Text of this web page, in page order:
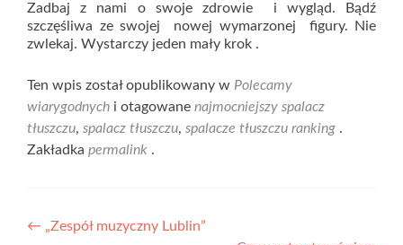
Zadbaj z nami o swoje zdrowie i wygląd. Bądź
szczęśliwa ze swojej nowej wymarzonej figury. Nie
zwlekaj. Wystarczy jeden mały krok .
Ten wpis został opublikowany w Polecamy
wiarygodnych i otagowane najmocniejszy spalacz
tłuszczu, spalacz tłuszczu, spalacze tłuszczu ranking .
Zakładka permalink .
Nawigacja
← „Zespół muzyczny Lublin”